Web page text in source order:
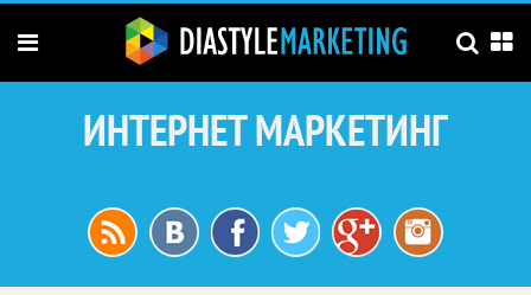
ИНТЕРНЕТ МАРКЕТИНГ